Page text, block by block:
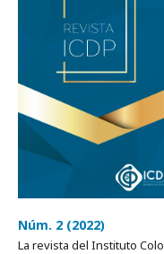
Núm. 2 (2022)
La revista del Instituto